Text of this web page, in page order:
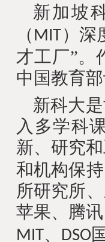
新加坡
（ MIT）深
才工厂”。
中国教育
新科大
入多学科
新、研究
和机构保
所研究所
苹果、腾
MIT、 DSO